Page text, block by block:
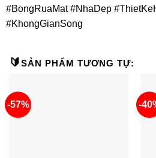
#BongRuaMat #NhaDep
#KhongGianSong
🔰SẢN PHẨM TƯƠNG TỰ:
-57% -